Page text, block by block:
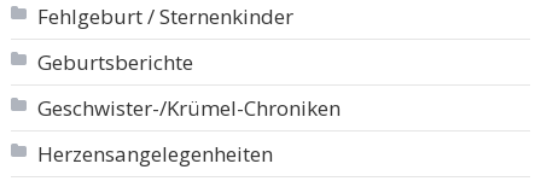
Fehlgeburt / Sternenkinder
Geburtsberichte
Geschwister-/Krümel-Chroniken
Herzensangelegenheiten